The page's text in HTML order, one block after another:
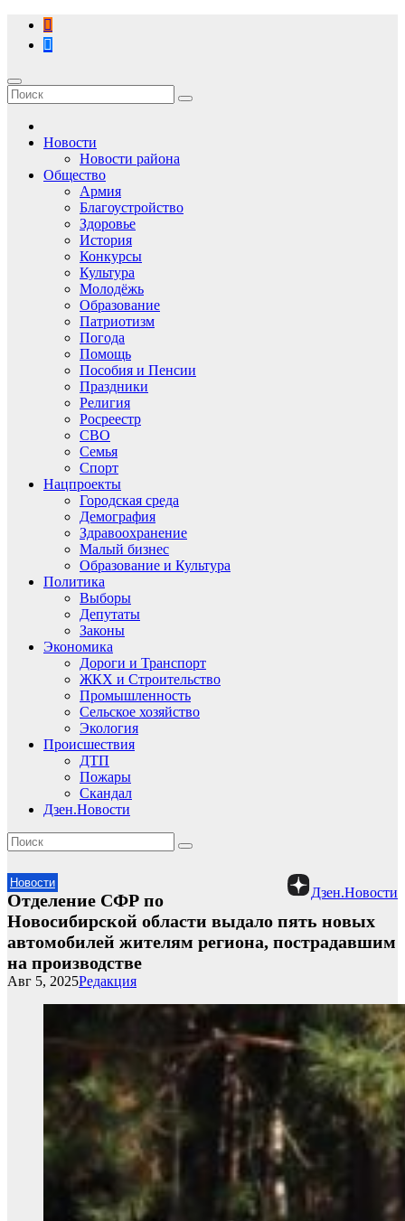
Перейти
содержимому
Новости
Новости района
Общество
Армия
Благоустройство
Здоровье
История
Конкурсы
Культура
Молодёжь
Образование
Патриотизм
Погода
Помощь
Пособия и Пенсии
Праздники
Религия
Росреестр
СВО
Семья
Спорт
Нацпроекты
Городская среда
Демография
Здравоохранение
Малый бизнес
Образование и Культура
Политика
Выборы
Депутаты
Законы
Экономика
Дороги и Транспорт
ЖКХ и Строительство
Промышленность
Сельское хозяйство
Экология
Происшествия
ДТП
Пожары
Скандал
Дзен.Новости
Новости
Дзен.Новости
Отделение СФР по
Новосибирской области выдало пять новых
автомобилей жителям региона, пострадавшим
на производстве
Редакция
Авг 5, 2025